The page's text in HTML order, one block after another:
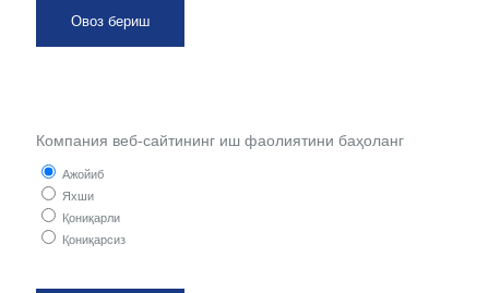
Компания веб-сайтининг иш фаолиятини баҳоланг
Ажойиб
Яхши
Қониқарли
Қониқарсиз